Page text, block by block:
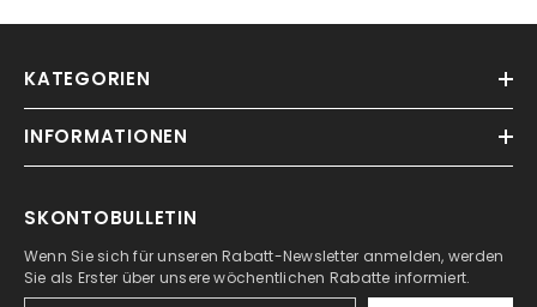
KATEGORIEN
INFORMATIONEN
SKONTOBULLETIN
Wenn Sie sich für unseren Rabatt-Newsletter anmelden, werden
Sie als Erster über unsere wöchentlichen Rabatte informiert.